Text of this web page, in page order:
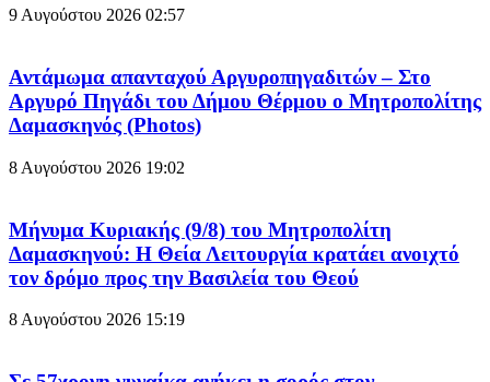
9 Αυγούστου 2026 02:57
Αντάμωμα απανταχού Αργυροπηγαδιτών – Στο
Αργυρό Πηγάδι του Δήμου Θέρμου ο Μητροπολίτης
Δαμασκηνός (Photos)
8 Αυγούστου 2026 19:02
Μήνυμα Κυριακής (9/8) του Μητροπολίτη
Δαμασκηνού: Η Θεία Λειτουργία κρατάει ανοιχτό
τον δρόμο προς την Βασιλεία του Θεού
8 Αυγούστου 2026 15:19